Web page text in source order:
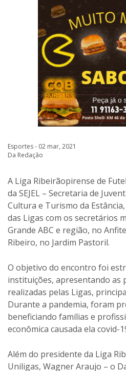
Esportes - 02 mar, 2021
Da Redação
A Liga Ribeirãopirense de
da SEJEL – Secretaria de
Cultura e Turismo da
das Ligas com os secretários
Grande ABC e região, no
Ribeiro, no Jardim Pastoril.
O objetivo do encontro foi
instituições, apresentando as
realizadas pelas Ligas,
Durante a pandemia, foram
beneficiando famílias e
econômica causada ela covid-
Além do presidente da Liga
Uniligas, Wagner Araujo – o